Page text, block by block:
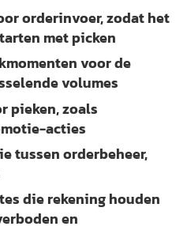
orderinvoer, zodat het
met picken
voor de
volumes
pieken, zoals
acties
tussen orderbeheer,
die rekening houden
en